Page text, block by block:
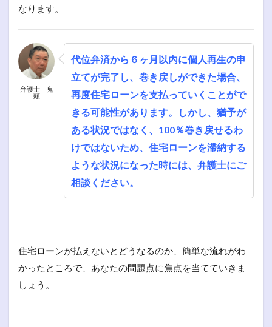
なります。
弁護士 鬼
頭
代位弁済から６ヶ月以内に個人再生の申
立てが完了し、巻き戻しができた場合、
再度住宅ローンを支払っていくことがで
きる可能性があります。しかし、猶予が
ある状況ではなく、100％巻き戻せるわ
けではないため、住宅ローンを滞納する
ような状況になった時には、弁護士にご
相談ください。
住宅ローンが払えないとどうなるのか、簡単な流れがわ
かったところで、あなたの問題点に焦点を当てていきま
しょう。